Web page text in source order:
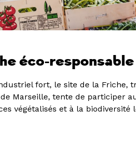
éco-responsable
fort, le site de la Friche,
Marseille, tente de participer
végétalisés et à la biodiversité